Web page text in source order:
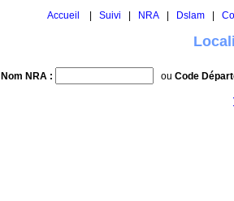
Accueil Suivi NRA Dslam
Nom NRA : ou Code